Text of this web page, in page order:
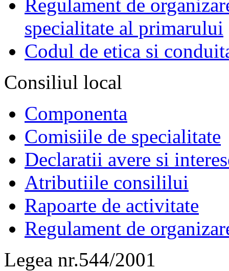
Regulament de
specialitate al primarului
Codul de etica si
Consiliul local
Componenta
Comisiile de specialitate
Declaratii avere si
Atributiile consililui
Rapoarte de activitate
Regulament de
Legea nr.544/2001